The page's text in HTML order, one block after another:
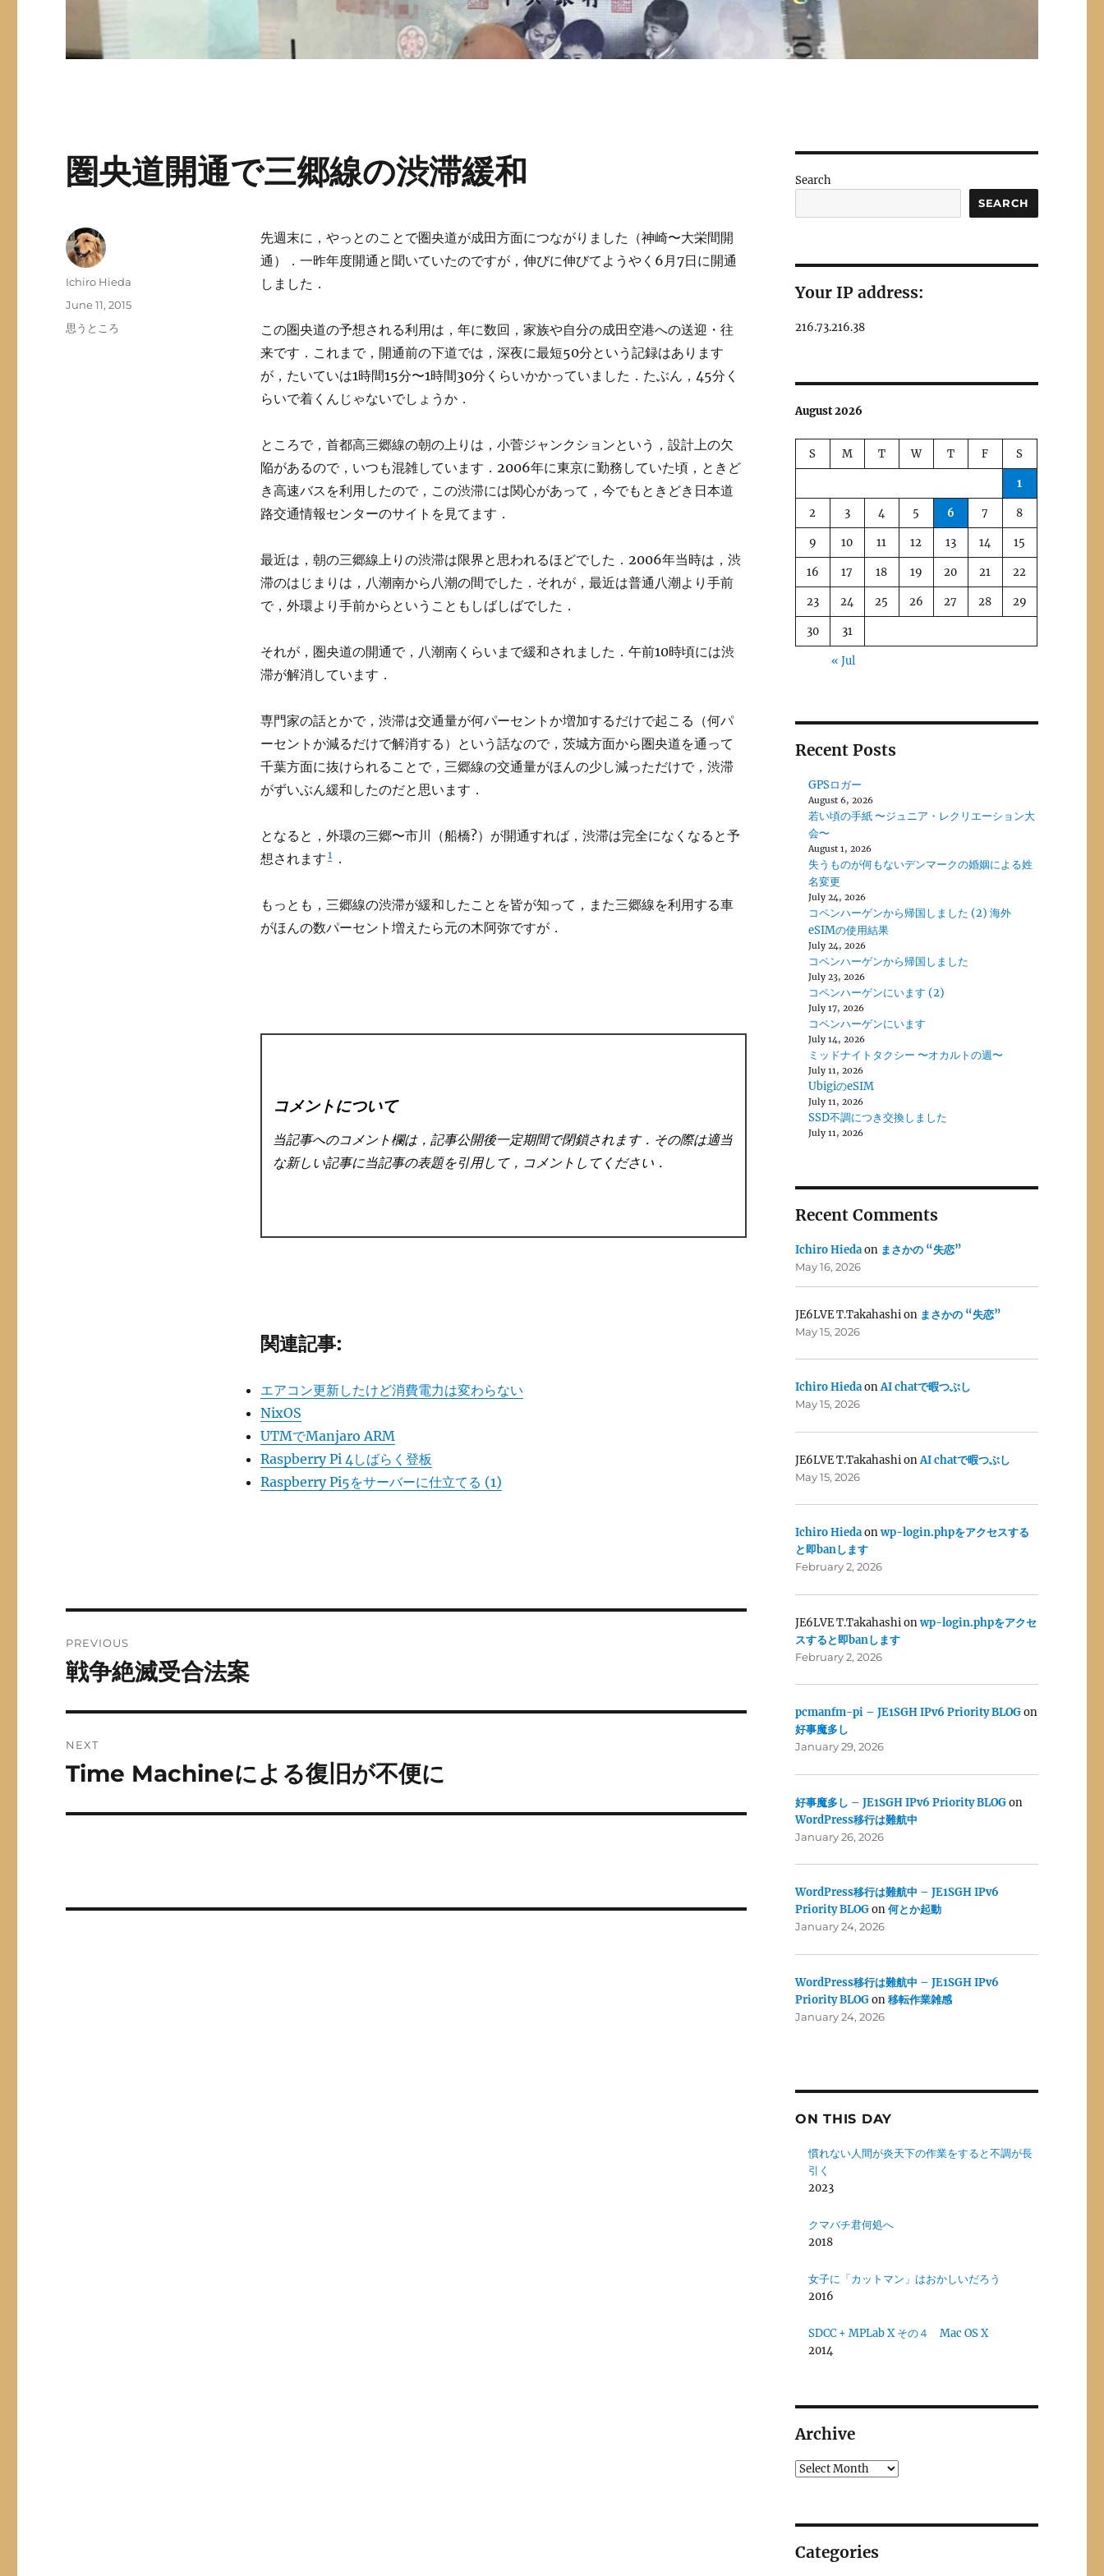
圏央道開通で三郷線の渋滞緩和
先週末に，やっとのことで圏央道が成田方面につながりました（神崎〜大栄間開
通）．一昨年度開通と聞いていたのですが，伸びに伸びてようやく6月7日に開通
しました．
この圏央道の予想される利用は，年に数回，家族や自分の成田空港への送迎・往
来です．これまで，開通前の下道では，深夜に最短50分という記録はあります
が，たいていは1時間15分〜1時間30分くらいかかっていました．たぶん，45分く
らいで着くんじゃないでしょうか．
ところで，首都高三郷線の朝の上りは，小菅ジャンクションという，設計上の欠
陥があるので，いつも混雑しています．2006年に東京に勤務していた頃，ときど
き高速バスを利用したので，この渋滞には関心があって，今でもときどき日本道
路交通情報センターのサイトを見てます．
最近は，朝の三郷線上りの渋滞は限界と思われるほどでした．2006年当時は，渋
滞のはじまりは，八潮南から八潮の間でした．それが，最近は普通八潮より手前
で，外環より手前からということもしばしばでした．
それが，圏央道の開通で，八潮南くらいまで緩和されました．午前10時頃には渋
滞が解消しています．
専門家の話とかで，渋滞は交通量が何パーセントか増加するだけで起こる（何パ
ーセントか減るだけで解消する）という話なので，茨城方面から圏央道を通って
千葉方面に抜けられることで，三郷線の交通量がほんの少し減っただけで，渋滞
がずいぶん緩和したのだと思います．
となると，外環の三郷〜市川（船橋?）が開通すれば，渋滞は完全になくなると予
想されます 1 ．
もっとも，三郷線の渋滞が緩和したことを皆が知って，また三郷線を利用する車
がほんの数パーセント増えたら元の木阿弥ですが．
コメントについて
当記事へのコメント欄は，記事公開後一定期間で閉鎖されます．その際は適当
な新しい記事に当記事の表題を引用して，コメントしてください．
関連記事:
エアコン更新したけど消費電力は変わらない
NixOS
UTMでManjaro ARM
Raspberry Pi 4しばらく登板
Raspberry Pi5をサーバーに仕立てる (1)
Author
Ichiro Hieda
Posted
on
June 11, 2015
Categories
思うところ
navigation
PREVIOUS
Previous
戦争絶滅受合法案
NEXT
Next
Time Machineによる復旧が不便に
Search
SEARCH
Your IP address:
216.73.216.38
August 2026
S M T W T F S
1
2 3 4 5 6 7 8
9 10 11 12 13 14 15
16 17 18 19 20 21 22
23 24 25 26 27 28 29
30 31
« Jul
Recent Posts
GPSロガー
August 6, 2026
若い頃の手紙 〜ジュニア・レクリエーション大
会〜
August 1, 2026
失うものが何もないデンマークの婚姻による姓
名変更
July 24, 2026
コペンハーゲンから帰国しました (2) 海外
eSIMの使用結果
July 24, 2026
コペンハーゲンから帰国しました
July 23, 2026
コペンハーゲンにいます (2)
July 17, 2026
コペンハーゲンにいます
July 14, 2026
ミッドナイトタクシー 〜オカルトの週〜
July 11, 2026
UbigiのeSIM
July 11, 2026
SSD不調につき交換しました
July 11, 2026
Recent Comments
Ichiro Hiedaon まさかの “失恋”
May 16, 2026
JE6LVE T.Takahashion まさかの “失恋”
May 15, 2026
Ichiro HiedaonAI chatで暇つぶし
May 15, 2026
JE6LVE T.TakahashionAI chatで暇つぶし
May 15, 2026
Ichiro Hiedaonwp-login.phpをアクセスする
と即banします
February 2, 2026
JE6LVE T.Takahashionwp-login.phpをアクセ
スすると即banします
February 2, 2026
pcmanfm-pi – JE1SGH IPv6 Priority BLOGon
好事魔多し
January 29, 2026
好事魔多し – JE1SGH IPv6 Priority BLOGon
WordPress移行は難航中
January 26, 2026
WordPress移行は難航中 – JE1SGH IPv6
Priority BLOGon何とか起動
January 24, 2026
WordPress移行は難航中 – JE1SGH IPv6
Priority BLOGon移転作業雑感
January 24, 2026
ON THIS DAY
慣れない人間が炎天下の作業をすると不調が長
引く
2023
クマバチ君何処へ
2018
女子に「カットマン」はおかしいだろう
2016
SDCC + MPLab X その４ Mac OS X
2014
Archive
Archives
Categories